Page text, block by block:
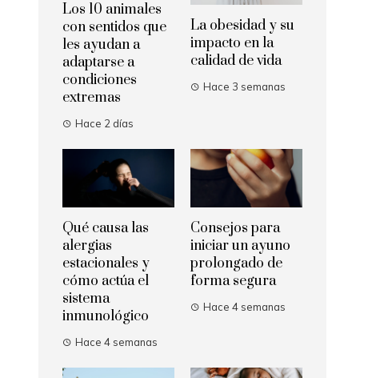
Los 10 animales
con sentidos que
les ayudan a
adaptarse a
condiciones
extremas
Hace 2 días
La obesidad y su
impacto en la
calidad de vida
Hace 3 semanas
Qué causa las
alergias
estacionales y
cómo actúa el
sistema
inmunológico
Hace 4 semanas
Consejos para
iniciar un ayuno
prolongado de
forma segura
Hace 4 semanas